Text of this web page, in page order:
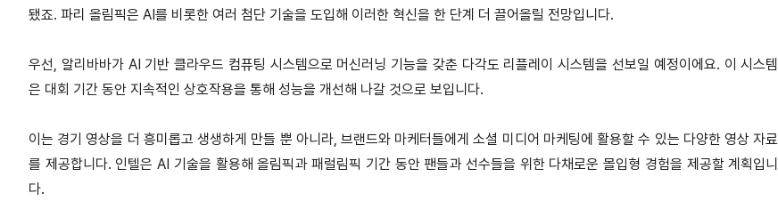
됐죠. 파리 올림픽은 AI를 비롯한 여러 첨단 기술을 도입해 이러한 혁신을 한 단계 더 끌어올릴 전망입니다.
우선, 알리바바가 AI 기반 클라우드 컴퓨팅 시스템으로 머신러닝 기능을 갖춘 다각도 리플레이 시스템을 선보일 예정이에요. 이 시스템
은 대회 기간 동안 지속적인 상호작용을 통해 성능을 개선해 나갈 것으로 보입니다.
이는 경기 영상을 더 흥미롭고 생생하게 만들 뿐 아니라, 브랜드와 마케터들에게 소셜 미디어 마케팅에 활용할 수 있는 다양한 영상 자료
를 제공합니다. 인텔은 AI 기술을 활용해 올림픽과 패럴림픽 기간 동안 팬들과 선수들을 위한 다채로운 몰입형 경험을 제공할 계획입니
다.